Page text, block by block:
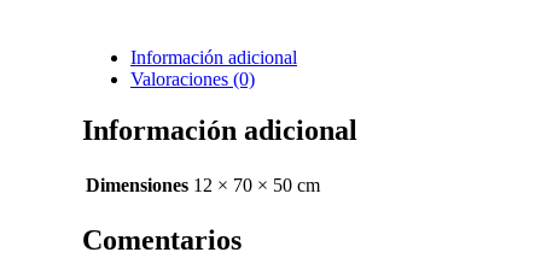
Información adicional
Valoraciones (0)
Información adicional
Dimensiones 12 × 70 × 50 cm
Comentarios